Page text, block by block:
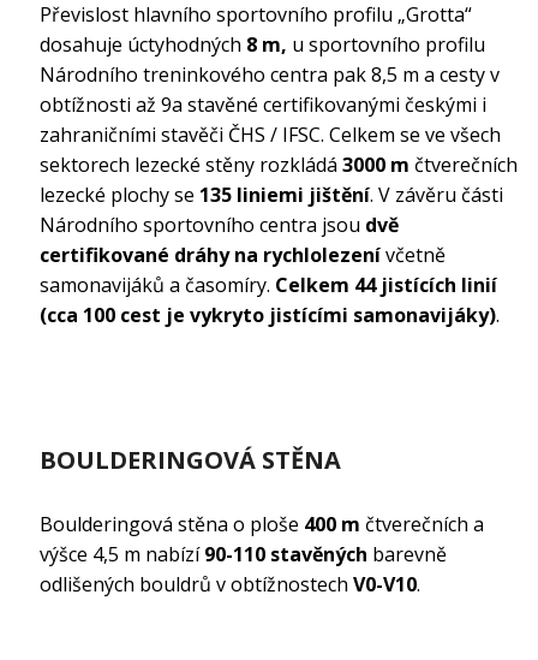
Převislost hlavního sportovního profilu „Grotta“
dosahuje úctyhodných 8 m, u sportovního profilu
Národního treninkového centra pak 8,5 m a cesty v
obtížnosti až 9a stavěné certifikovanými českými i
zahraničními stavěči ČHS / IFSC. Celkem se ve všech
sektorech lezecké stěny rozkládá 3000 m čtverečních
lezecké plochy se 135 liniemi jištění. V závěru části
Národního sportovního centra jsou dvě
certifikované dráhy na rychlolezenívčetně
samonavijáků a časomíry. Celkem 44 jistících linií
(cca 100 cest je vykryto jistícími samonavijáky).
BOULDERINGOVÁ STĚNA
Boulderingová stěna o ploše 400 m čtverečních a
výšce 4,5 m nabízí90-110 stavěných barevně
odlišených bouldrů v obtížnostech V0-V10.